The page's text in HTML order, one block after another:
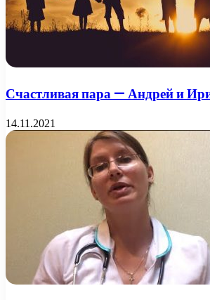
Счастливая пара — Андрей и
14.11.2021